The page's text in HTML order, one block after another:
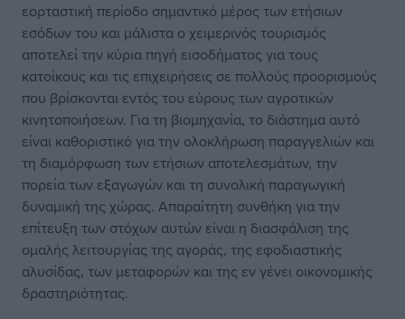
εορταστική περίοδο σημαντικό μέρος των ετήσιων
εσόδων του και μάλιστα ο χειμερινός τουρισμός
αποτελεί την κύρια πηγή εισοδήματος για τους
κατοίκους και τις επιχειρήσεις σε πολλούς προορισμούς
που βρίσκονται εντός του εύρους των αγροτικών
κινητοποιήσεων. Για τη βιομηχανία, το διάστημα αυτό
είναι καθοριστικό για την ολοκλήρωση παραγγελιών και
τη διαμόρφωση των ετήσιων αποτελεσμάτων, την
πορεία των εξαγωγών και τη συνολική παραγωγική
δυναμική της χώρας. Απαραίτητη συνθήκη για την
επίτευξη των στόχων αυτών είναι η διασφάλιση της
ομαλής λειτουργίας της αγοράς, της εφοδιαστικής
αλυσίδας, των μεταφορών και της εν γένει οικονομικής
δραστηριότητας.